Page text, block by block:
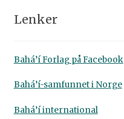
Lenker
Bahá’í Forlag på Facebook
Bahá’í-samfunnet i Norge
Bahá’í international